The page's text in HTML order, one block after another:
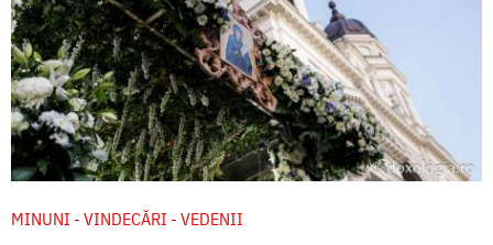
MINUNI - VINDECĂRI - VEDENII